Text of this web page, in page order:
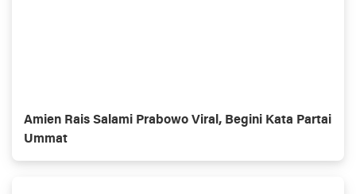
Amien Rais Salami Prabowo Viral, Begini Kata Partai
Ummat